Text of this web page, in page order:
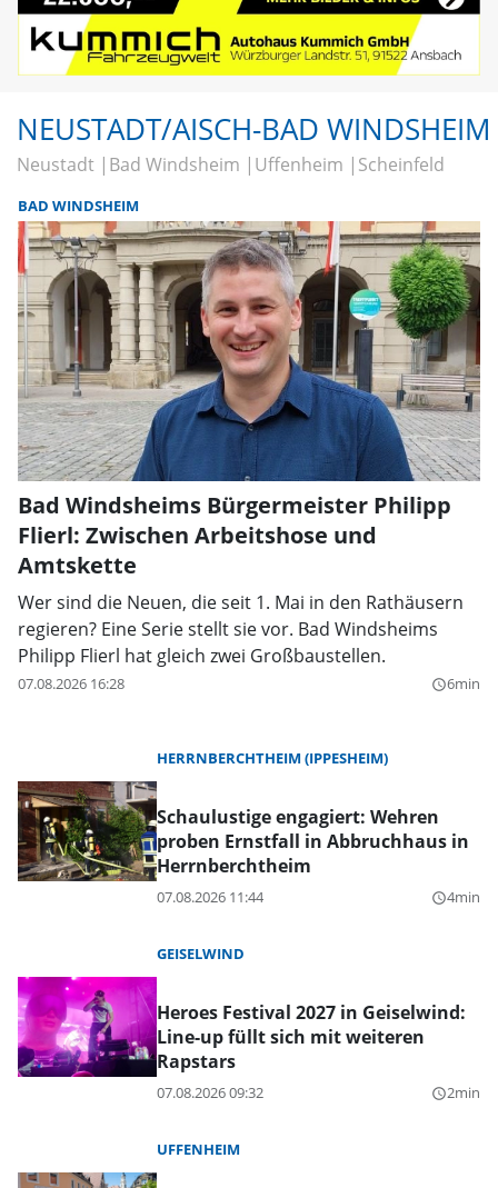
NEUSTADT/AISCH-BAD WINDSHEIM
Neustadt Bad Windsheim Uffenheim Scheinfeld
BAD WINDSHEIM
Bad Windsheims Bürgermeister Philipp
Flierl: Zwischen Arbeitshose und
Amtskette
Wer sind die Neuen, die seit 1. Mai in den Rathäusern
regieren? Eine Serie stellt sie vor. Bad Windsheims
Philipp Flierl hat gleich zwei Großbaustellen.
07.08.2026 16:28 query_builder6min
HERRNBERCHTHEIM (IPPESHEIM)
Schaulustige engagiert: Wehren
proben Ernstfall in Abbruchhaus in
Herrnberchtheim
07.08.2026 11:44 query_builder4min
GEISELWIND
Heroes Festival 2027 in Geiselwind:
Line-up füllt sich mit weiteren
Rapstars
07.08.2026 09:32 query_builder2min
UFFENHEIM